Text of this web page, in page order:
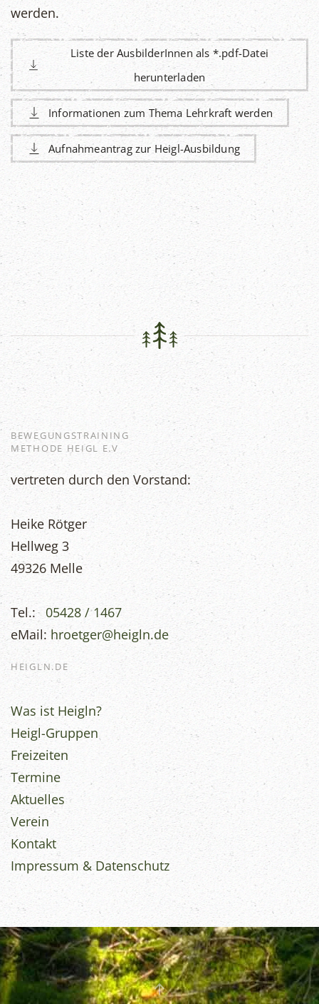
werden.
Liste der AusbilderInnen als *.pdf-Datei
herunterladen
Informationen zum Thema Lehrkraft werden
Aufnahmeantrag zur Heigl-Ausbildung
BEWEGUNGSTRAINING
METHODE HEIGL E.V
vertreten durch den Vorstand:
Heike Rötger
Hellweg 3
49326 Melle
Tel.:
05428 / 1467
eMail: hroetger@heigln.de
HEIGLN.DE
Was ist Heigln?
Heigl-Gruppen
Freizeiten
Termine
Aktuelles
Verein
Kontakt
Impressum & Datenschutz